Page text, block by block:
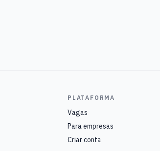
PLATAFORMA
Vagas
Para empresas
Criar conta